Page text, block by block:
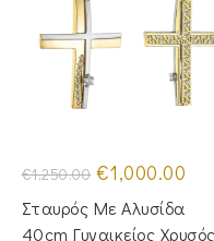
€1,250.00 Original
price
was:
€1,250.00.
€1,000.00
Σταυρός Με Αλυσίδα
40cm Γυναικείος Χρυσός